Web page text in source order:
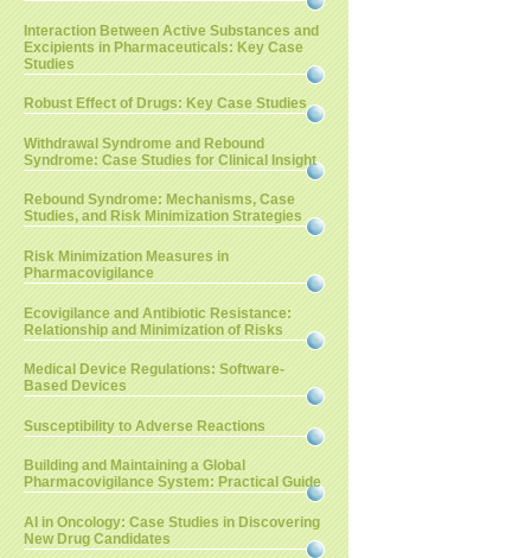
Interaction Between Active Substances and
Excipients in Pharmaceuticals: Key Case
Studies
Robust Effect of Drugs: Key Case Studies
Withdrawal Syndrome and Rebound
Syndrome: Case Studies for Clinical Insight
Rebound Syndrome: Mechanisms, Case
Studies, and Risk Minimization Strategies
Risk Minimization Measures in
Pharmacovigilance
Ecovigilance and Antibiotic Resistance:
Relationship and Minimization of Risks
Medical Device Regulations: Software-
Based Devices
Susceptibility to Adverse Reactions
Building and Maintaining a Global
Pharmacovigilance System: Practical Guide
AI in Oncology: Case Studies in Discovering
New Drug Candidates